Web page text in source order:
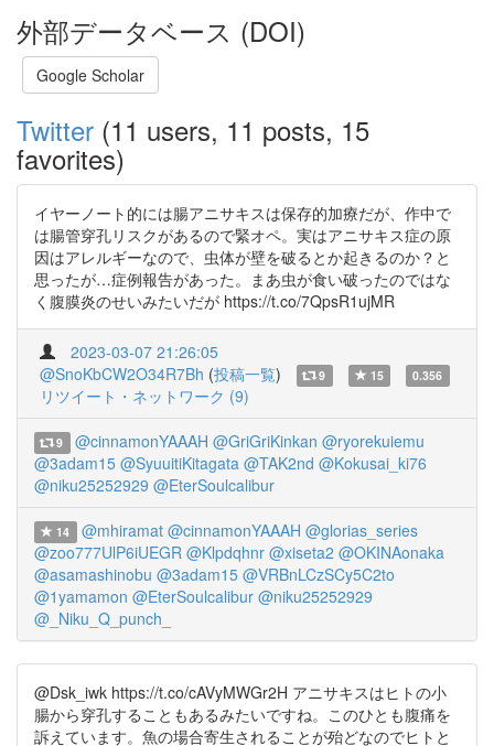
外部データベース (DOI)
Google Scholar
Twitter (11 users, 11 posts, 15
favorites)
イヤーノート的には腸アニサキスは保存的加療だが、作中で
は腸管穿孔リスクがあるので緊オペ。実はアニサキス症の原
因はアレルギーなので、虫体が壁を破るとか起きるのか？と
思ったが…症例報告があった。まあ虫が食い破ったのではな
く腹膜炎のせいみたいだが https://t.co/7QpsR1ujMR
2023-03-07 21:26:05
@SnoKbCW2O34R7Bh (投稿一覧) 9 15 0.356
リツイート・ネットワーク (9)
9 @cinnamonYAAAH @GriGriKinkan @ryorekuiemu
@3adam15 @SyuuitiKitagata @TAK2nd @Kokusai_ki76
@niku25252929 @EterSoulcalibur
14 @mhiramat @cinnamonYAAAH @glorias_series
@zoo777UlP6iUEGR @Klpdqhnr @xiseta2 @OKINAonaka
@asamashinobu @3adam15 @VRBnLCzSCy5C2to
@1yamamon @EterSoulcalibur @niku25252929
@_Niku_Q_punch_
@Dsk_iwk https://t.co/cAVyMWGr2H アニサキスはヒトの小
腸から穿孔することもあるみたいですね。このひとも腹痛を
訴えています。魚の場合寄生されることが殆どなのでヒトと